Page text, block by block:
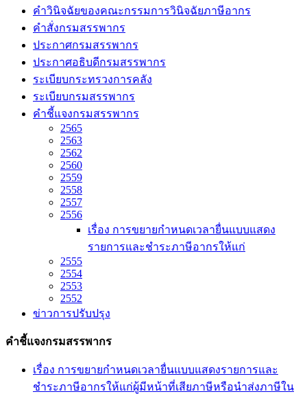
คำวินิจฉัยของคณะกรรมการวินิจฉัยภาษีอากร
คำสั่งกรมสรรพากร
ประกาศกรมสรรพากร
ประกาศอธิบดีกรมสรรพากร
ระเบียบกระทรวงการคลัง
ระเบียบกรมสรรพากร
คำชี้แจงกรมสรรพากร
2565
2563
2562
2560
2559
2558
2557
2556
เรื่อง การขยายกำหนดเวลายื่นแบบแสดง
รายการและชำระภาษีอากรให้แก่
2555
2554
2553
2552
ข่าวการปรับปรุง
คำชี้แจงกรมสรรพากร
เรื่อง การขยายกำหนดเวลายื่นแบบแสดงรายการและ
ชำระภาษีอากรให้แก่ผู้มีหน้าที่เสียภาษีหรือนำส่งภาษีใน